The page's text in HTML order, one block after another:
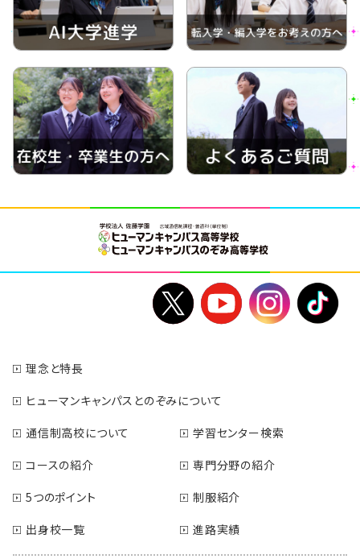
理念と特長
ヒューマンキャンパスとのぞみについて
通信制高校について
学習センター検索
コースの紹介
専門分野の紹介
5つのポイント
制服紹介
出身校一覧
進路実績